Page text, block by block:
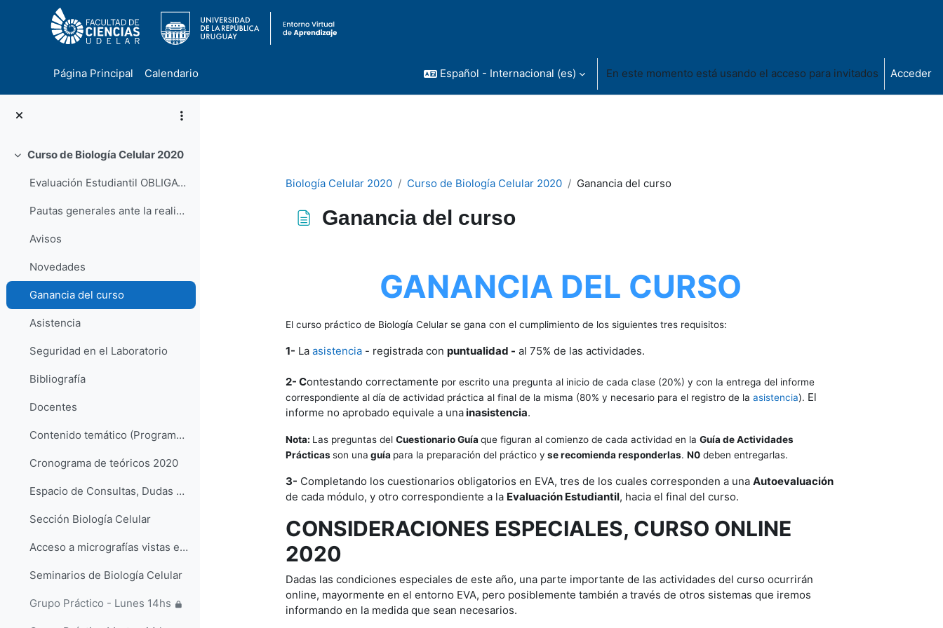
Página Principal Calendario Español - Internacional ‎(es)‎ En este momento está usando el acceso para invitados Acceder
Colapsar
Curso de Biología Celular 2020
Evaluación Estudiantil OBLIGATORIO
Pautas generales ante la realización de actividades prácticas presenciales durante junio y julio de 2020 en Facultad de Ciencias
Avisos
Novedades
Ganancia del curso
Asistencia
Seguridad en el Laboratorio
Bibliografía
Docentes
Contenido temático (Programa) de Biología Celular 2020
Cronograma de teóricos 2020
Espacio de Consultas, Dudas y Preguntas
Sección Biología Celular
Acceso a micrografías vistas en los prácticos
Seminarios de Biología Celular
Grupo Práctico - Lunes 14hs
Biología Celular 2020 Curso de Biología Celular 2020 Ganancia del curso
Ganancia del curso
GANANCIA DEL CURSO
El curso práctico de Biología Celular se gana con el cumplimiento de los siguientes tres requisitos:
1- La asistencia- registrada con puntualidad - al 75% de las actividades.
2- Contestando correctamente por escrito una pregunta al inicio de cada clase (20%) y con la entrega del informe
correspondiente al día de actividad práctica al final de la misma (80% y necesario para el registro de la asistencia). El
informe no aprobado equivale a unainasistencia.
Nota: Las preguntas del Cuestionario Guía que figuran al comienzo de cada actividad en la Guía deActividades
Prácticas son una guía para la preparación del práctico y se recomienda responderlas. N0deben entregarlas.
3- Completando los cuestionarios obligatorios en EVA, tres de los cuales corresponden a una Autoevaluación
de cada módulo, y otro correspondiente a la Evaluación Estudiantil, hacia el final del curso.
CONSIDERACIONES ESPECIALES, CURSO ONLINE
2020
Dadas las condiciones especiales de este año, una parte importante de las actividades del curso ocurrirán
online, mayormente en el entorno EVA, pero posiblemente también a través de otros sistemas que iremos
informando en la medida que sean necesarios.